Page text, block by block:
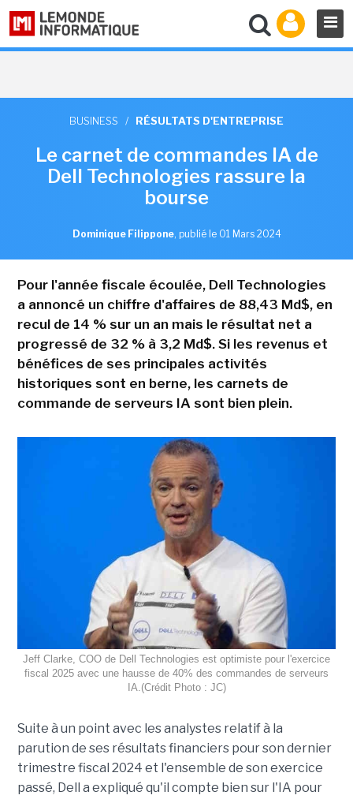
BUSINESS / RÉSULTATS D'ENTREPRISE
Le carnet de commandes IA de
Dell Technologies rassure la
bourse
Dominique Filippone, publié le 01 Mars 2024
Pour l'année fiscale écoulée, Dell Technologies
a annoncé un chiffre d'affaires de 88,43 Md$, en
recul de 14 % sur un an mais le résultat net a
progressé de 32 % à 3,2 Md$. Si les revenus et
bénéfices de ses principales activités
historiques sont en berne, les carnets de
commande de serveurs IA sont bien plein.
Jeff Clarke, COO de Dell Technologies est optimiste pour l'exercice
fiscal 2025 avec une hausse de 40% des commandes de serveurs
IA.(Crédit Photo : JC)
Suite à un point avec les analystes relatif à la
parution de ses résultats financiers pour son dernier
trimestre fiscal 2024 et l'ensemble de son exercice
passé, Dell a expliqué qu'il compte bien sur l'IA pour